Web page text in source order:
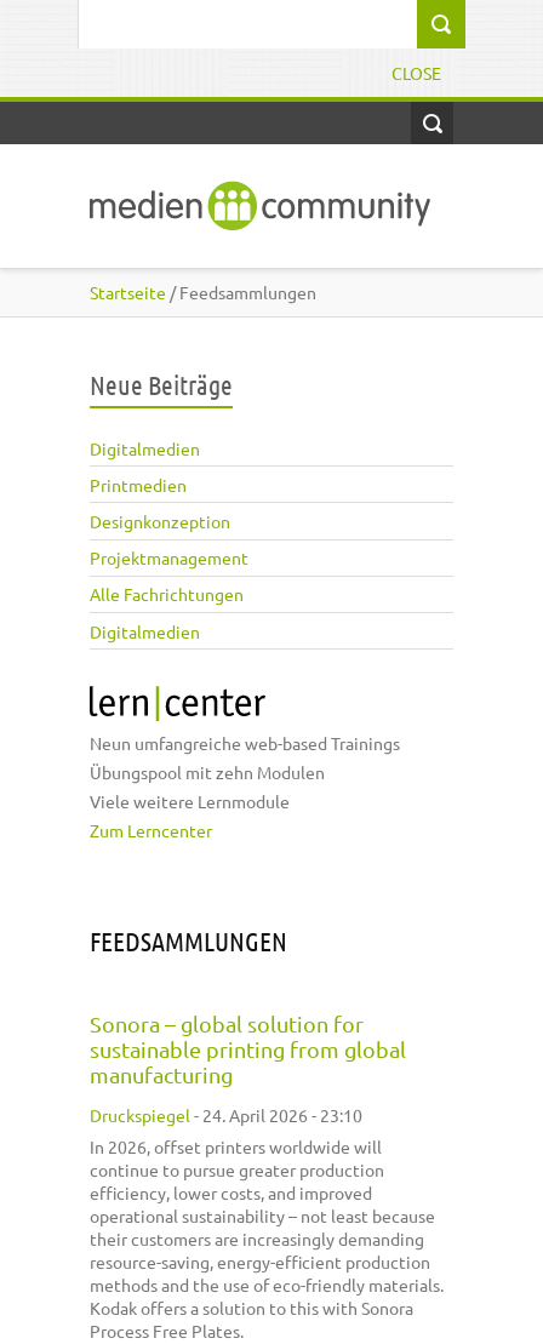
CLOSE
Startseite / Feedsammlungen
Neue Beiträge
Digitalmedien
Printmedien
Designkonzeption
Projektmanagement
Alle Fachrichtungen
Digitalmedien
Neun umfangreiche web-based Trainings
Übungspool mit zehn Modulen
Viele weitere Lernmodule
Zum Lerncenter
FEEDSAMMLUNGEN
Sonora – global solution for
sustainable printing from global
manufacturing
Druckspiegel - 24. April 2026 - 23:10
In 2026, offset printers worldwide will
continue to pursue greater production
efficiency, lower costs, and improved
operational sustainability – not least because
their customers are increasingly demanding
resource-saving, energy-efficient production
methods and the use of eco-friendly materials.
Kodak offers a solution to this with Sonora
Process Free Plates.